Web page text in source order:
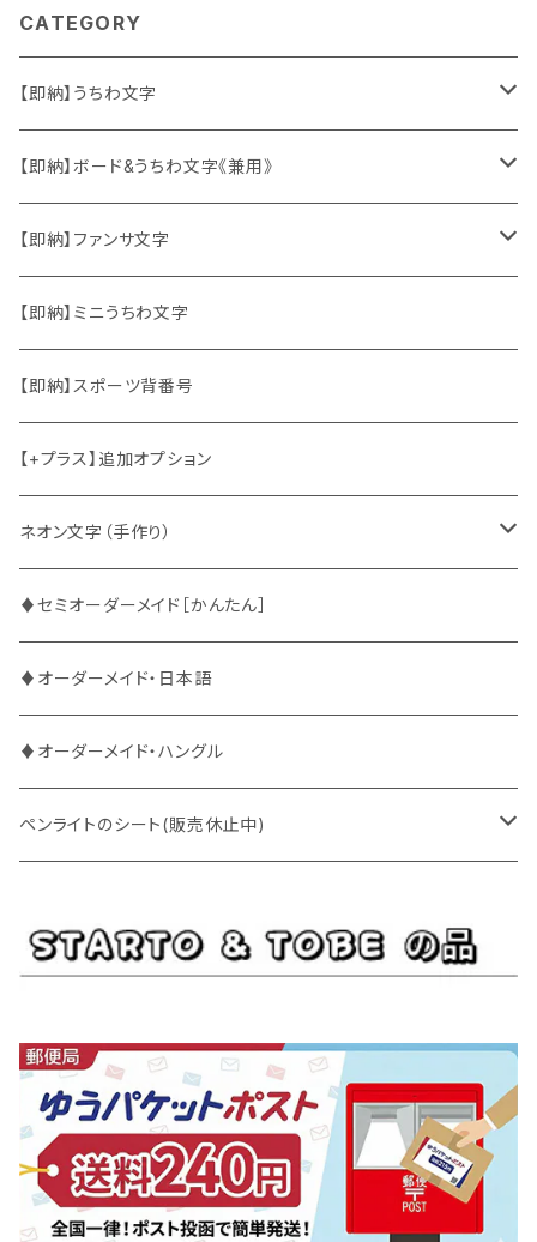
CATEGORY
【即納】うちわ文字
ソロ・歌手&タレント
韓国ソロ・歌手&タレント
東方神起
竜宮城
2PM
ATEEZ
BUDDiiS
DXTEEN
ENHYPEN
EXO
iKON
INI
JO1
NCT
【即納】ボード&うちわ文字《兼用》
ソロ・歌手&タレント
韓国ソロ・歌手&タレント
東方神起
2PM
ASTRO
ATEEZ
BLANK2Y
BOYNEXTDOOR
BUDDiiS
ENHYPEN
EXO
Golden Child
GOT7
【即納】ファンサ文字
日本語&英語
ハングル
中国語
【即納】ミニうちわ文字
【即納】スポーツ背番号
【+プラス】追加オプション
ネオン文字（手作り）
ファンサ
CRAVITY
ENHYPEN
EXO
Stray Kids
♦セミオーダーメイド［かんたん］
♦オーダーメイド・日本語
♦オーダーメイド・ハングル
ペンライトのシート(販売休止中)
INI
JO1
NOA